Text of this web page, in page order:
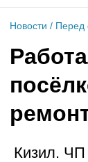
Новости / Перед
Кизил. ЧП